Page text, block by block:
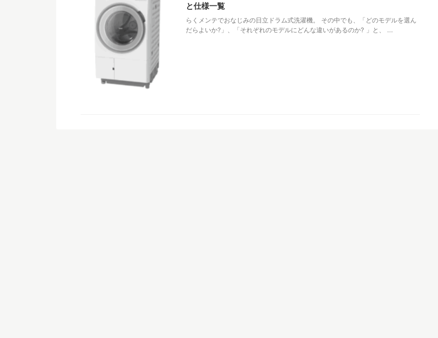
と仕様一覧
らくメンテでおなじみの日立ドラム式洗濯機。 その中でも、「どのモデルを選ん
だらよいか?」、「それぞれのモデルにどんな違いがあるのか? 」と、 ...